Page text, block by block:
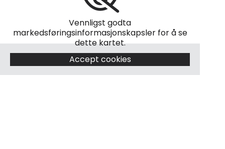
Vennligst godta
markedsføringsinformasjonskapsler for å se
dette kartet.
Accept cookies